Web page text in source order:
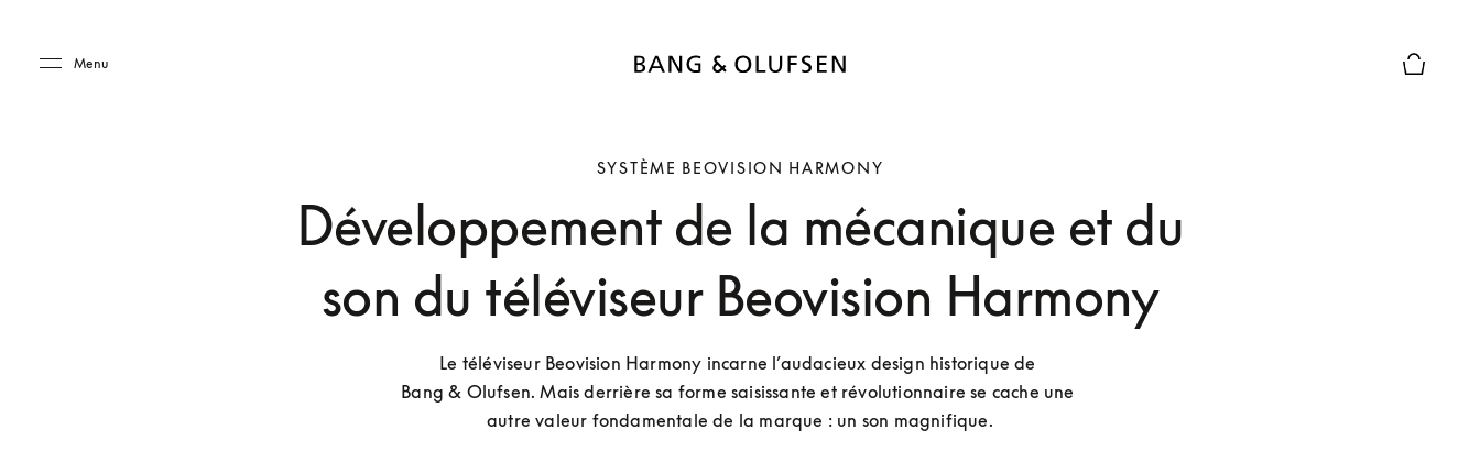
Menu
SYSTÈME BEOVISION HARMONY
Développement de la mécanique et du
son du téléviseur Beovision Harmony
Le téléviseur Beovision Harmony incarne l’audacieux design historique de
Bang & Olufsen. Mais derrière sa forme saisissante et révolutionnaire se cache une
autre valeur fondamentale de la marque : un son magnifique.